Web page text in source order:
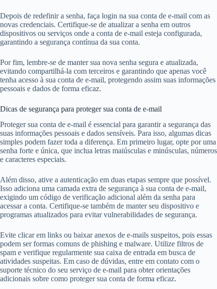
Depois de redefinir a senha, faça login na sua conta de e-mail com as
novas credenciais. Certifique-se de atualizar a senha em outros
dispositivos ou serviços onde a conta de e-mail esteja configurada,
garantindo a segurança contínua da sua conta.
Por fim, lembre-se de manter sua nova senha segura e atualizada,
evitando compartilhá-la com terceiros e garantindo que apenas você
tenha acesso à sua conta de e-mail, protegendo assim suas informações
pessoais e dados de forma eficaz.
Dicas de segurança para proteger sua conta de e-mail
Proteger sua conta de e-mail é essencial para garantir a segurança das
suas informações pessoais e dados sensíveis. Para isso, algumas dicas
simples podem fazer toda a diferença. Em primeiro lugar, opte por uma
senha forte e única, que inclua letras maiúsculas e minúsculas, números
e caracteres especiais.
Além disso, ative a autenticação em duas etapas sempre que possível.
Isso adiciona uma camada extra de segurança à sua conta de e-mail,
exigindo um código de verificação adicional além da senha para
acessar a conta. Certifique-se também de manter seu dispositivo e
programas atualizados para evitar vulnerabilidades de segurança.
Evite clicar em links ou baixar anexos de e-mails suspeitos, pois essas
podem ser formas comuns de phishing e malware. Utilize filtros de
spam e verifique regularmente sua caixa de entrada em busca de
atividades suspeitas. Em caso de dúvidas, entre em contato com o
suporte técnico do seu serviço de e-mail para obter orientações
adicionais sobre como proteger sua conta de forma eficaz.